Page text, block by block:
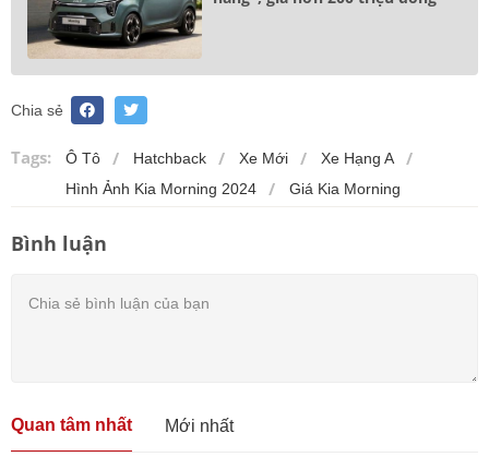
Chia sẻ
Tags: Ô Tô Hatchback Xe Mới
Xe Hạng A
Hình Ảnh Kia Morning 2024
Giá Kia Morning
Bình luận
Quan tâm nhất Mới nhất